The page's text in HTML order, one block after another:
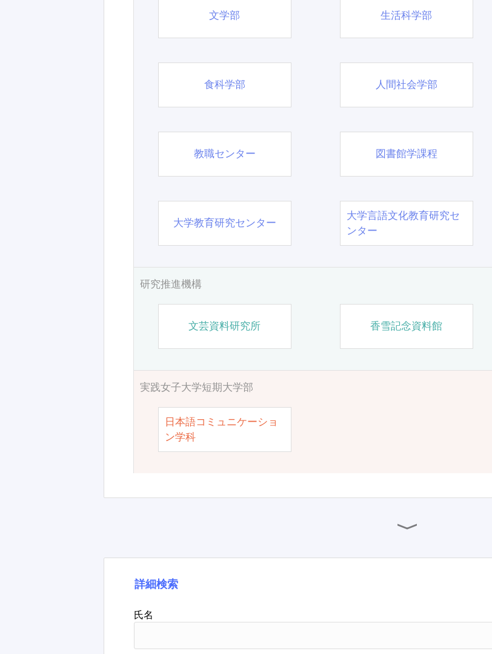
文学部 生活科学部
食科学部 人間社会学部
教職センター 図書館学課程
大学教育研究センター
大学言語文化教育研究セ
ンター
研究推進機構
文芸資料研究所 香雪記念資料館
実践女子大学短期大学部
日本語コミュニケーショ
ン学科
詳細検索
氏名